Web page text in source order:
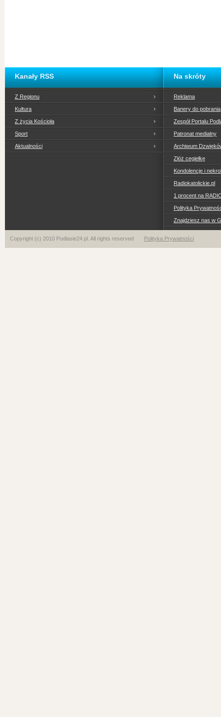
Kanały RSS
Z Regionu
Kultura
Z życia Kościoła
Sport
Aktualności
Na skróty
Reklama
Banery do pobrania
Zespół Portalu
Patronat medialny
Archiwum
Złóż cegiełkę
Kondolencje i
Radiokatolickie.pl
1 procent na
Polityka
Znajdziesz nas w
Copyright (c) 2010 Podlasie24.pl. All rights reserved Polityka Prywatności